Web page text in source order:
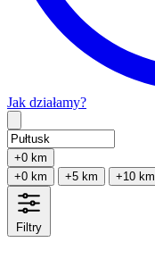
Jak działamy?
+0 km
+0 km
+5 km +10 km
Filtry